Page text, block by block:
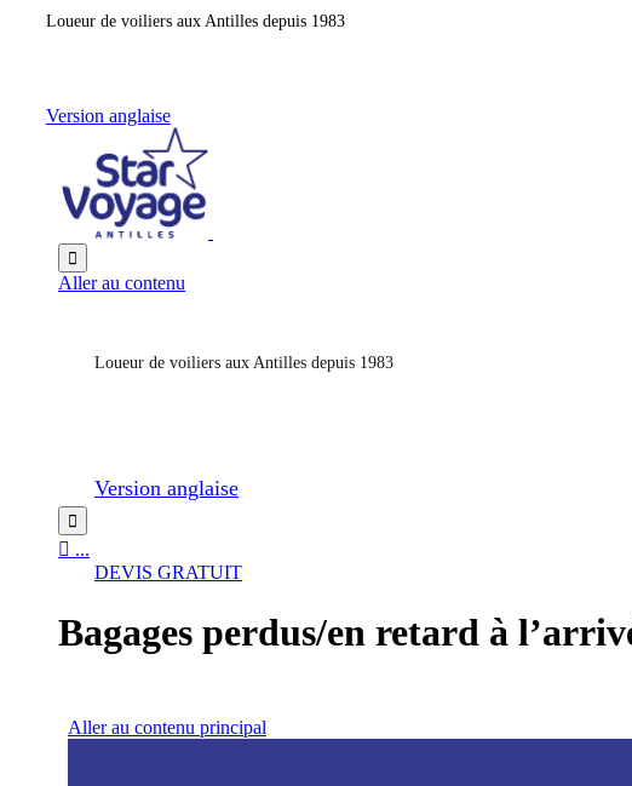
Loueur de voiliers aux Antilles depuis 1983
Version anglaise

Aller au contenu
Loueur de voiliers aux Antilles depuis 1983
Version anglaise

 ...
DEVIS GRATUIT
Bagages perdus/en retard à
Aller au contenu principal